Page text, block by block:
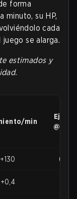
forma
minuto, su HP,
cada
se alarga.
estimados y
min
+130 6.650
+0,4